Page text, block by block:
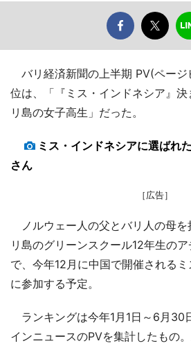
バリ経済新聞の上半期 PV(ページ
位は、「『ミス・インドネシア』
リ島の女子高生」だった。
ミス・インドネシアに選ばれ
さん
［広告］
ノルウェー人の父とバリ人の母を
リ島のグリーンスクール12年生の
で、今年12月に中国で開催される
に参加する予定。
ランキングは今年1月1日～6月30
インニュースのPVを集計したもの